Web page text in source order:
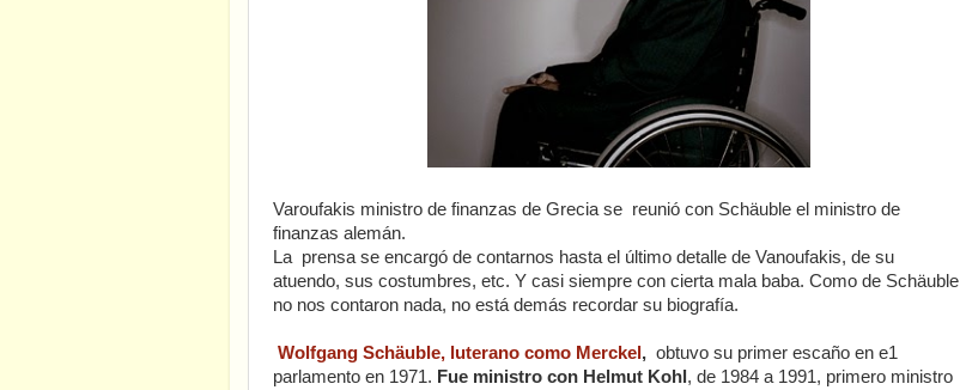
Varoufakis ministro de finanzas de Grecia se reunió con Schäuble el ministro de
finanzas alemán.
La prensa se encargó de contarnos hasta el último detalle de Vanoufakis, de su
atuendo, sus costumbres, etc. Y casi siempre con cierta mala baba. Como de Schäuble
no nos contaron nada, no está demás recordar su biografía.
Wolfgang Schäuble, luterano como Merckel , obtuvo su primer escaño en e1
parlamento en 1971. Fue ministro con Helmut Kohl , de 1984 a 1991, primero ministro